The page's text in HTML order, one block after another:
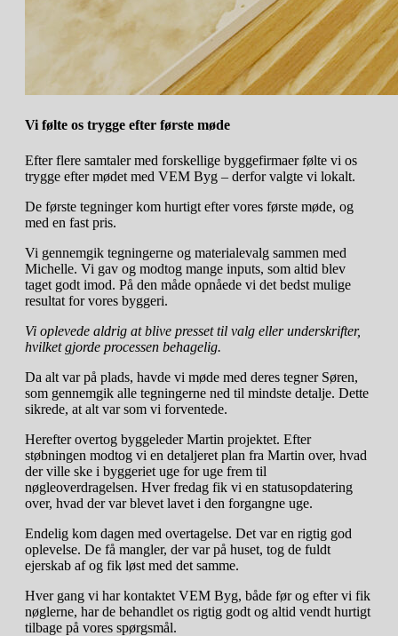
Vi følte os trygge efter første møde
Efter flere samtaler med forskellige byggefirmaer følte vi os
trygge efter mødet med VEM Byg – derfor valgte vi lokalt.
De første tegninger kom hurtigt efter vores første møde, og
med en fast pris.
Vi gennemgik tegningerne og materialevalg sammen med
Michelle. Vi gav og modtog mange inputs, som altid blev
taget godt imod. På den måde opnåede vi det bedst mulige
resultat for vores byggeri.
Vi oplevede aldrig at blive presset til valg eller underskrifter,
hvilket gjorde processen behagelig.
Da alt var på plads, havde vi møde med deres tegner Søren,
som gennemgik alle tegningerne ned til mindste detalje. Dette
sikrede, at alt var som vi forventede.
Herefter overtog byggeleder Martin projektet. Efter
støbningen modtog vi en detaljeret plan fra Martin over, hvad
der ville ske i byggeriet uge for uge frem til
nøgleoverdragelsen. Hver fredag fik vi en statusopdatering
over, hvad der var blevet lavet i den forgangne uge.
Endelig kom dagen med overtagelse. Det var en rigtig god
oplevelse. De få mangler, der var på huset, tog de fuldt
ejerskab af og fik løst med det samme.
Hver gang vi har kontaktet VEM Byg, både før og efter vi fik
nøglerne, har de behandlet os rigtig godt og altid vendt hurtigt
tilbage på vores spørgsmål.